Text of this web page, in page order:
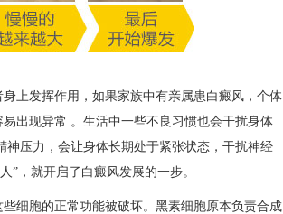
上发挥作用，如果家族中有亲属患白癜风，个体
出现异常 。生活中一些不良习惯也会干扰身体
压力，会让身体长期处于紧张状态，干扰神经
”，就开启了白癜风发展的一步。​
细胞的正常功能被破坏。黑素细胞原本负责合成